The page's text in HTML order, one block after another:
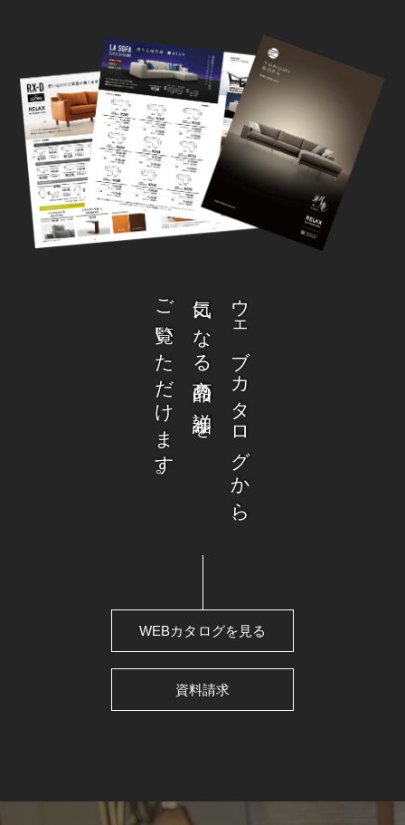
ウェブカタログから、
気になる商品の詳細を
ご覧いただけます。
WEBカタログを見る
資料請求